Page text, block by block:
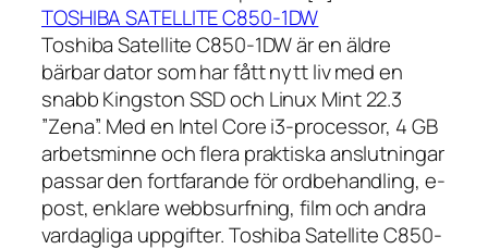
TOSHIBA SATELLITE C850-1DW
Toshiba Satellite C850-1DW är en äldre
bärbar dator som har fått nytt liv med en
snabb Kingston SSD och Linux Mint 22.3
”Zena”. Med en Intel Core i3-processor, 4 GB
arbetsminne och flera praktiska anslutningar
passar den fortfarande för ordbehandling, e-
post, enklare webbsurfning, film och andra
vardagliga uppgifter. Toshiba Satellite C850-